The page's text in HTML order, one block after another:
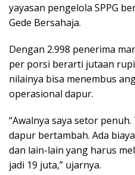
yayasan pengelola SPPG
Gede Bersahaja.
Dengan 2.998 penerima
per porsi berarti jutaan
nilainya bisa menembus
operasional dapur.
“Awalnya saya setor
dapur bertambah. Ada
dan lain-lain yang harus
jadi 19 juta,” ujarnya.